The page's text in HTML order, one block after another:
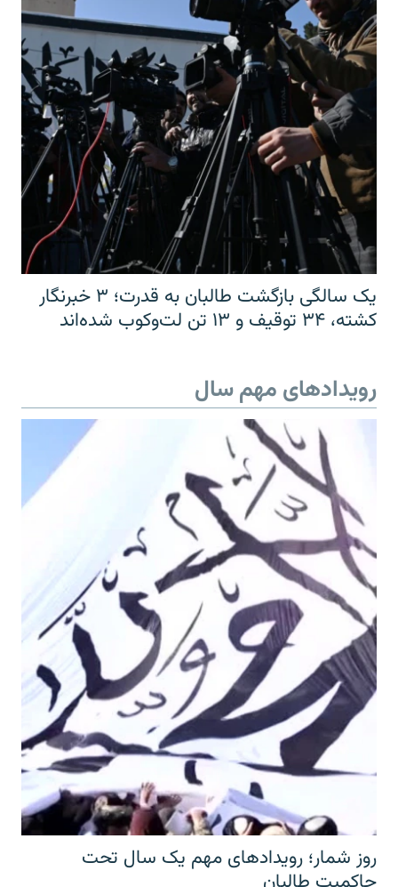
یک سالگی بازگشت طالبان به قدرت؛ ۳ خبرنگار
کشته، ۳۴ توقیف و ۱۳ تن لت‌وکوب شده‌اند
رویدادهای مهم سال
روز شمار؛ رویدادهای مهم یک سال تحت